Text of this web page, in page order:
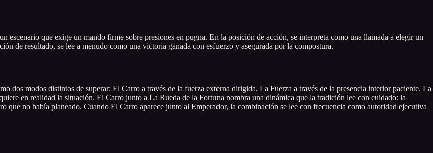
escenario que exige un mando firme sobre presiones en pugna. En la posición de acción, se interpreta como una llamada a elegir un
de resultado, se lee a menudo como una victoria ganada con esfuerzo y asegurada por la compostura.
dos modos distintos de superar: El Carro a través de la fuerza externa dirigida, La Fuerza a través de la presencia interior paciente. La
en realidad la situación. El Carro junto a La Rueda de la Fortuna nombra una dinámica que la tradición lee con cuidado: la
que no había planeado. Cuando El Carro aparece junto al Emperador, la combinación se lee con frecuencia como autoridad ejecutiva